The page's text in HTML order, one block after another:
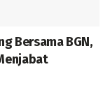
Bersama BGN,